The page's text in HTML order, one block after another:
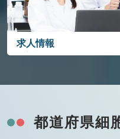
求人情報
都道府県細